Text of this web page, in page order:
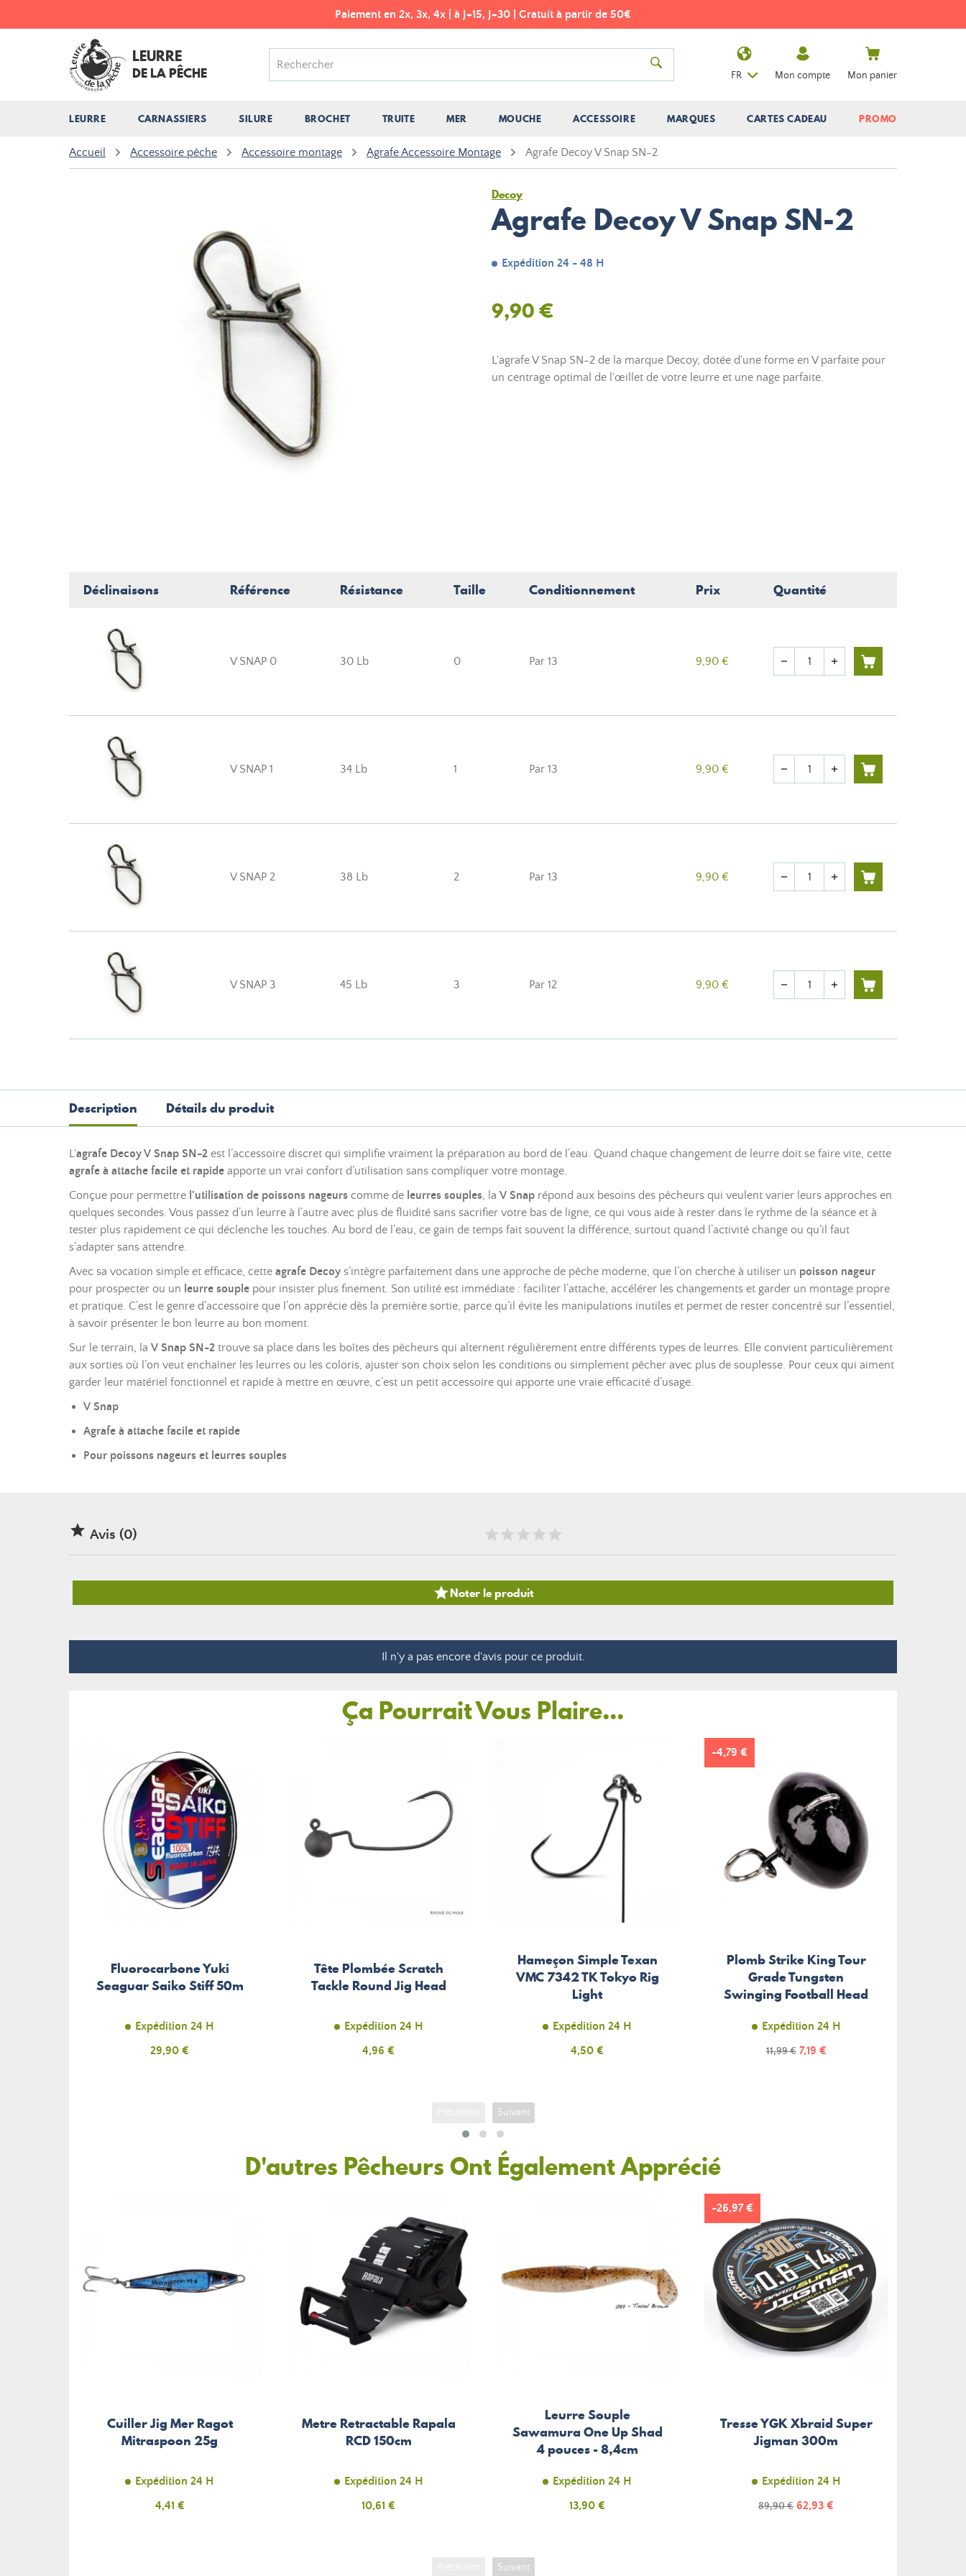
Paiement en 2x, 3x, 4x | à J+15, J+30 | Gratuit à partir de 50€
LEURRE
DE LA PÊCHE
LEURRE CARNASSIERS SILURE BROCHET TRUITE MER MOUCHE ACCESSOIRE MARQUES CARTES CADEAU PROMO
FR Mon compte Mon panier
Accueil Accessoire pêche Accessoire montage Agrafe Accessoire Montage Agrafe Decoy V Snap SN-2
Decoy
Agrafe Decoy V Snap SN-2
Expédition 24 - 48 H
9,90 €
L'agrafe V Snap SN-2 de la marque Decoy, dotée d'une forme en V parfaite pour
un centrage optimal de l'œillet de votre leurre et une nage parfaite.
Déclinaisons Référence Résistance Taille Conditionnement Prix Quantité
V SNAP 0 30 Lb 0 Par 13 9,90 € Quantité
remove add
V SNAP 1 34 Lb 1 Par 13 9,90 € Quantité
remove add
V SNAP 2 38 Lb 2 Par 13 9,90 € Quantité
remove add
V SNAP 3 45 Lb 3 Par 12 9,90 € Quantité
remove add
Description Détails du produit
L'agrafe Decoy V Snap SN-2 est l’accessoire discret qui simplifie vraiment la préparation au bord de l’eau. Quand chaque changement de leurre doit se faire vite, cette
agrafe à attache facile et rapide apporte un vrai confort d’utilisation sans compliquer votre montage.
Conçue pour permettre l'utilisation de poissons nageurs comme de leurres souples, la V Snap répond aux besoins des pêcheurs qui veulent varier leurs approches en
quelques secondes. Vous passez d’un leurre à l’autre avec plus de fluidité sans sacrifier votre bas de ligne, ce qui vous aide à rester dans le rythme de la séance et à
tester plus rapidement ce qui déclenche les touches. Au bord de l’eau, ce gain de temps fait souvent la différence, surtout quand l’activité change ou qu’il faut
s’adapter sans attendre.
Avec sa vocation simple et efficace, cette agrafe Decoy s’intègre parfaitement dans une approche de pêche moderne, que l’on cherche à utiliser un poisson nageur
pour prospecter ou un leurre souple pour insister plus finement. Son utilité est immédiate : faciliter l’attache, accélérer les changements et garder un montage propre
et pratique. C’est le genre d’accessoire que l’on apprécie dès la première sortie, parce qu’il évite les manipulations inutiles et permet de rester concentré sur l’essentiel,
à savoir présenter le bon leurre au bon moment.
Sur le terrain, la V Snap SN-2 trouve sa place dans les boîtes des pêcheurs qui alternent régulièrement entre différents types de leurres. Elle convient particulièrement
aux sorties où l’on veut enchaîner les leurres ou les coloris, ajuster son choix selon les conditions ou simplement pêcher avec plus de souplesse. Pour ceux qui aiment
garder leur matériel fonctionnel et rapide à mettre en œuvre, c’est un petit accessoire qui apporte une vraie efficacité d’usage.
V Snap
Agrafe à attache facile et rapide
Pour poissons nageurs et leurres souples
 Avis (0)
Noter le produit
Il n'y a pas encore d'avis pour ce produit.
Ça Pourrait Vous Plaire...
Fluorocarbone Yuki
Seaguar Saiko Stiff 50m
Expédition 24 H
Prix
29,90 €
Tête Plombée Scratch
Tackle Round Jig Head
Expédition 24 H
Prix
4,96 €
Hameçon Simple Texan
VMC 7342 TK Tokyo Rig
Light
Expédition 24 H
Prix
4,50 €
Plomb Strike King Tour
Grade Tungsten
Swinging Football Head
Expédition 24 H
Prix
11,99 € Prix
7,19 €
-4,79 €
Suivant
D'autres Pêcheurs Ont Également Apprécié
Cuiller Jig Mer Ragot
Mitraspoon 25g
Expédition 24 H
Prix
4,41 €
Metre Retractable Rapala
RCD 150cm
Expédition 24 H
Prix
10,61 €
Leurre Souple
Sawamura One Up Shad
4 pouces - 8,4cm
Expédition 24 H
Prix
13,90 €
Tresse YGK Xbraid Super
Jigman 300m
Expédition 24 H
Prix
89,90 € Prix
62,93 €
-26,97 €
Suivant